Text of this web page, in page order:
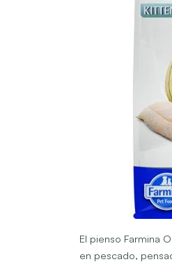
El pienso Farmina
en pescado,